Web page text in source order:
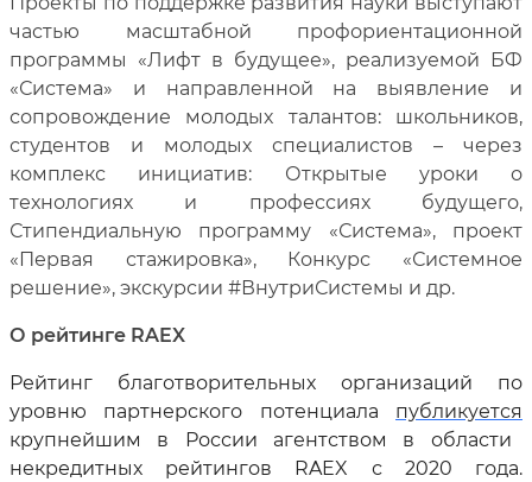
частью масштабной профориентационной
программы «Лифт в будущее», реализуемой БФ
«Система» и направленной на выявление и
сопровождение молодых талантов: школьников,
студентов и молодых специалистов – через
комплекс инициатив: Открытые уроки о
технологиях и профессиях будущего,
Стипендиальную программу «Система», проект
«Первая стажировка», Конкурс «Системное
решение», экскурсии #ВнутриСистемы и др.
О рейтинге RAEX
Рейтинг благотворительных организаций по
уровню партнерского потенциала публикуется
крупнейшим в России агентством в области
некредитных рейтингов RAEX с 2020 года.